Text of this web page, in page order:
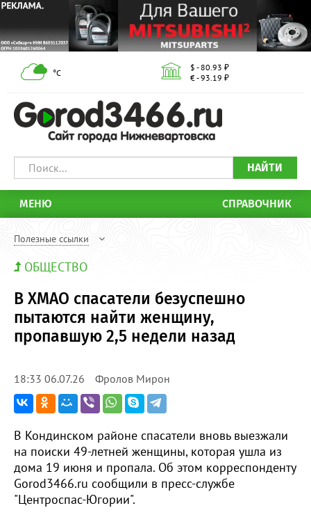
°С
$ - 80.93 ₽
€ - 93.19 ₽
НАЙТИ
МЕНЮ СПРАВОЧНИК
Полезные ссылки
ОБЩЕСТВО
В ХМАО спасатели безуспешно
пытаются найти женщину,
пропавшую 2,5 недели назад
18:33 06.07.26 Фролов Мирон
В Кондинском районе спасатели вновь выезжали
на поиски 49-летней женщины, которая ушла из
дома 19 июня и пропала. Об этом корреспонденту
Gorod3466.ru сообщили в пресс-службе
"Центроспас-Югории".